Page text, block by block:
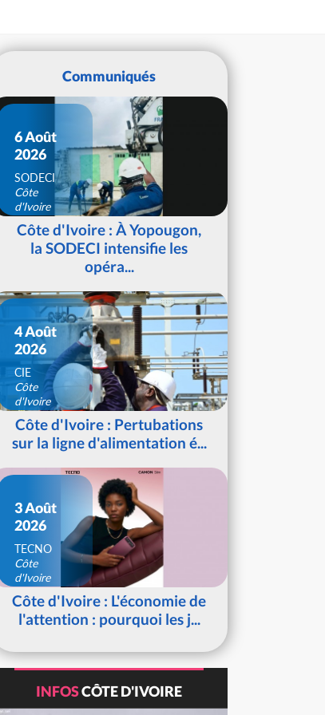
Communiqués
6 Août
2026
SODECI
Côte
d'Ivoire
Côte d'Ivoire : À Yopougon,
la SODECI intensifie les
opéra...
4 Août
2026
CIE
Côte
d'Ivoire
Côte d'Ivoire : Pertubations
sur la ligne d'alimentation é...
3 Août
2026
TECNO
Côte
d'Ivoire
Côte d'Ivoire : L'économie de
l'attention : pourquoi les j...
INFOSCÔTE D'IVOIRE